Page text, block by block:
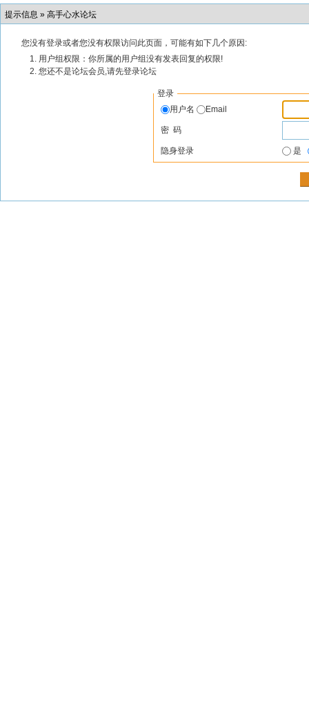
提示信息 » 高手心水论坛
您没有登录或者您没有权限访问此页面，可能有如下几个原因:
用户组权限：你所属的用户组没有发表回复的权限!
您还不是论坛会员,请先登录论坛
登录
用户名
Email
密 码
隐身登录 是